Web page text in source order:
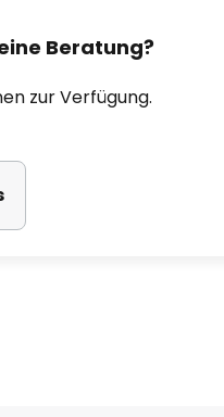
Beratung?
zur Verfügung.